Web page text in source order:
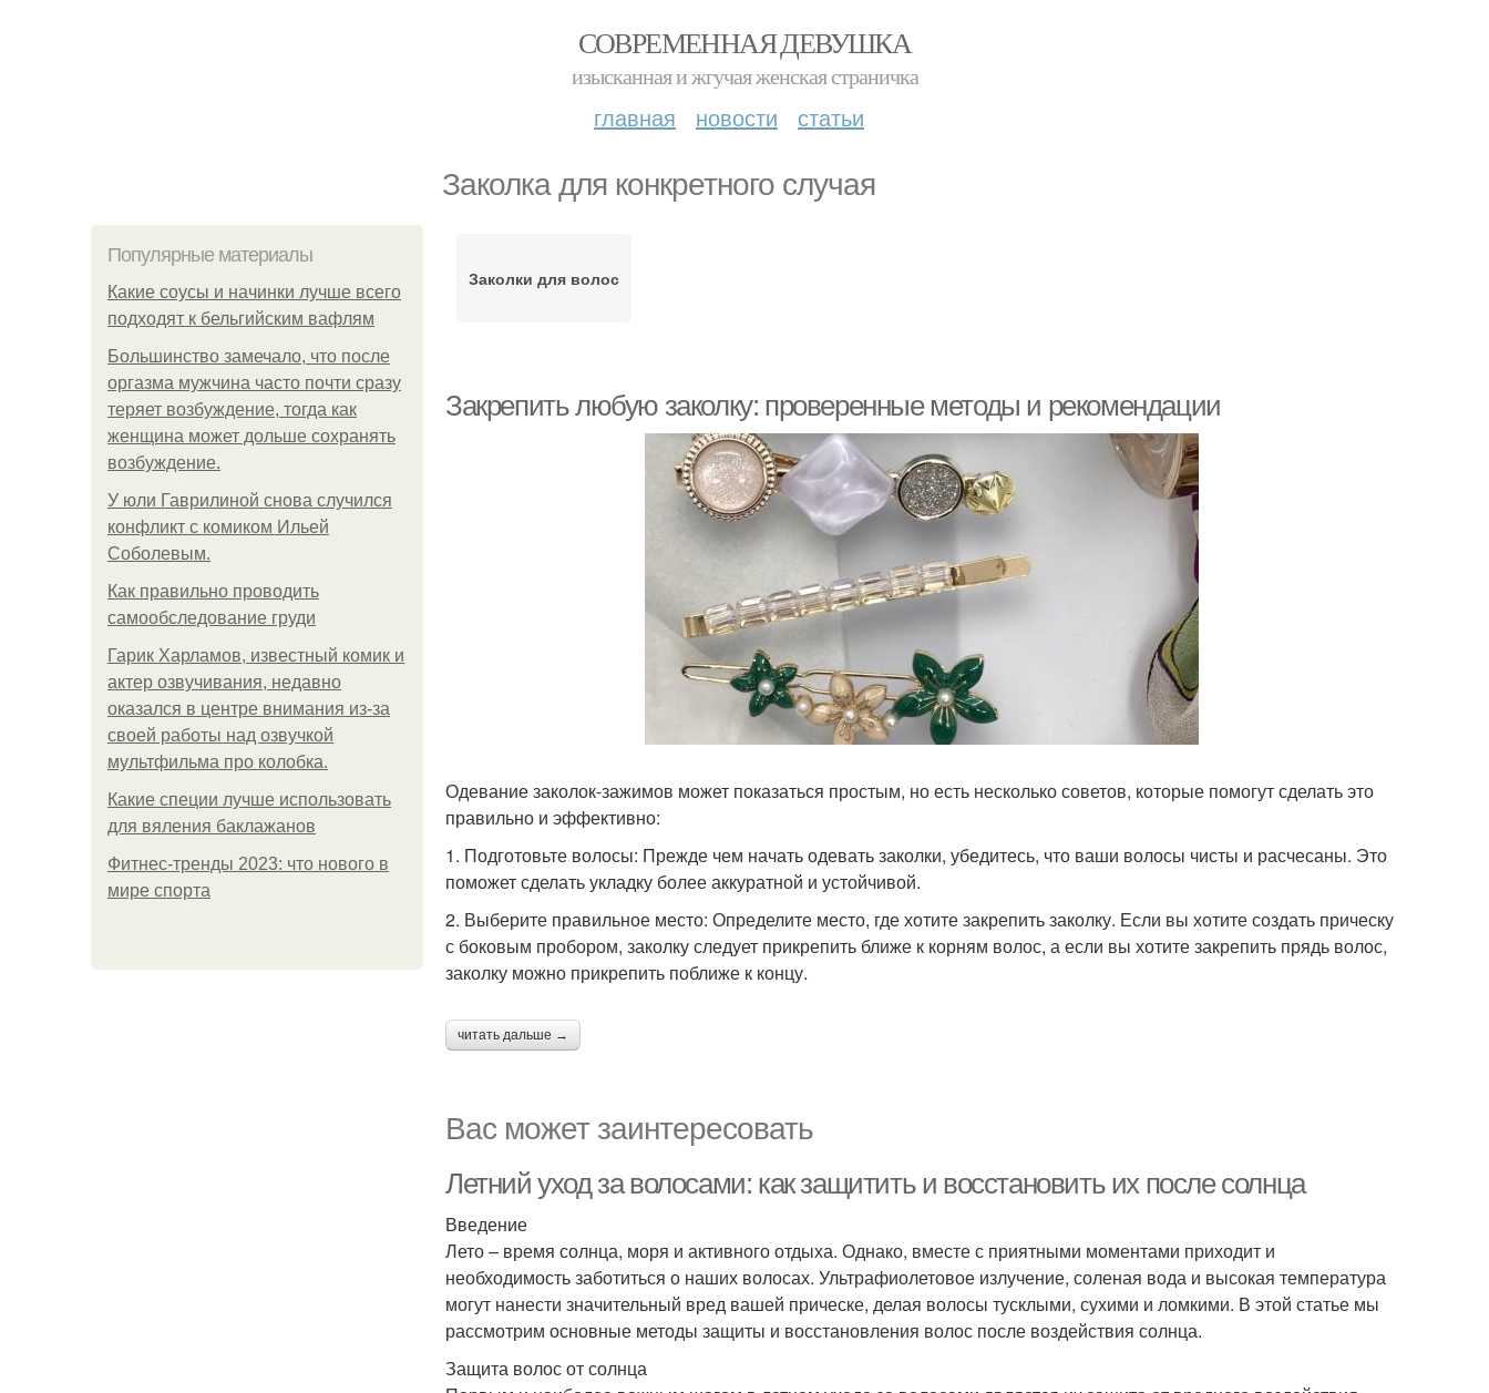
СОВРЕМЕННАЯ ДЕВУШКА
изысканная и жгучая женская страничка
главная новости статьи
Заколка для конкретного случая
Популярные материалы
Какие соусы и начинки лучше всего
подходят к бельгийским вафлям
Большинство замечало, что после
оргазма мужчина часто почти сразу
теряет возбуждение, тогда как
женщина может дольше сохранять
возбуждение.
У юли Гаврилиной снова случился
конфликт с комиком Ильей
Соболевым.
Как правильно проводить
самообследование груди
Гарик Харламов, известный комик и
актер озвучивания, недавно
оказался в центре внимания из-за
своей работы над озвучкой
мультфильма про колобка.
Какие специи лучше использовать
для вяления баклажанов
Фитнес-тренды 2023: что нового в
мире спорта
Заколки для волос
Закрепить любую заколку: проверенные методы и рекомендации
Одевание заколок-зажимов может показаться простым, но есть несколько советов, которые помогут сделать это
правильно и эффективно:
1. Подготовьте волосы: Прежде чем начать одевать заколки, убедитесь, что ваши волосы чисты и расчесаны. Это
поможет сделать укладку более аккуратной и устойчивой.
2. Выберите правильное место: Определите место, где хотите закрепить заколку. Если вы хотите создать прическу
с боковым пробором, заколку следует прикрепить ближе к корням волос, а если вы хотите закрепить прядь волос,
заколку можно прикрепить поближе к концу.
читать дальше →
Вас может заинтересовать
Летний уход за волосами: как защитить и восстановить их после солнца
Введение
Лето – время солнца, моря и активного отдыха. Однако, вместе с приятными моментами приходит и
необходимость заботиться о наших волосах. Ультрафиолетовое излучение, соленая вода и высокая температура
могут нанести значительный вред вашей прическе, делая волосы тусклыми, сухими и ломкими. В этой статье мы
рассмотрим основные методы защиты и восстановления волос после воздействия солнца.
Защита волос от солнца